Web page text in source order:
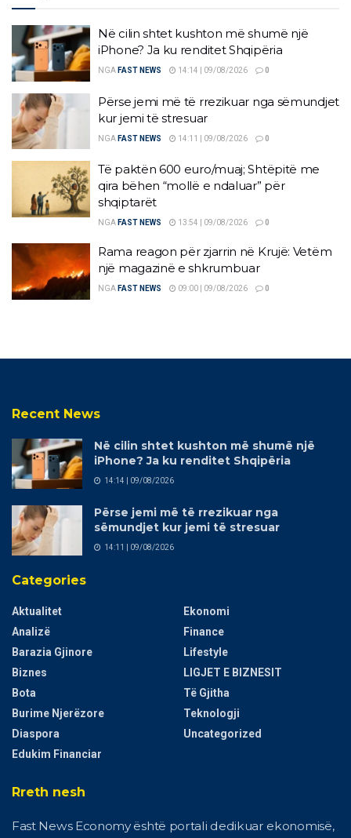
Në cilin shtet kushton më shumë një
iPhone? Ja ku renditet Shqipëria
NGA FAST NEWS 14:14 | 09/08/2026 0
Përse jemi më të rrezikuar nga sëmundjet
kur jemi të stresuar
NGA FAST NEWS 14:11 | 09/08/2026 0
Të paktën 600 euro/muaj; Shtëpitë me
qira bëhen “mollë e ndaluar” për
shqiptarët
NGA FAST NEWS 13:54 | 09/08/2026 0
Rama reagon për zjarrin në Krujë: Vetëm
një magazinë e shkrumbuar
NGA FAST NEWS 09:00 | 09/08/2026 0
Recent News
Në cilin shtet kushton më shumë një
iPhone? Ja ku renditet Shqipëria
14:14 | 09/08/2026
Përse jemi më të rrezikuar nga
sëmundjet kur jemi të stresuar
14:11 | 09/08/2026
Categories
Aktualitet
Analizë
Barazia Gjinore
Biznes
Bota
Burime Njerëzore
Diaspora
Edukim Financiar
Ekonomi
Finance
Lifestyle
LIGJET E BIZNESIT
Të Gjitha
Teknologji
Uncategorized
Rreth nesh
Fast News Economy është portali dedikuar ekonomisë,